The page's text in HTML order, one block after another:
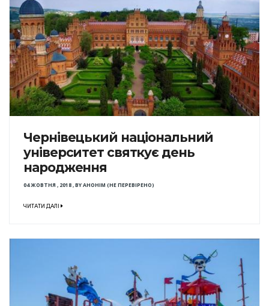
Чернівецький національний
університет святкує день
народження
04 ЖОВТНЯ , 2018,BYАНОНІМ (НЕ ПЕРЕВІРЕНО)
ЧИТАТИ ДАЛІ